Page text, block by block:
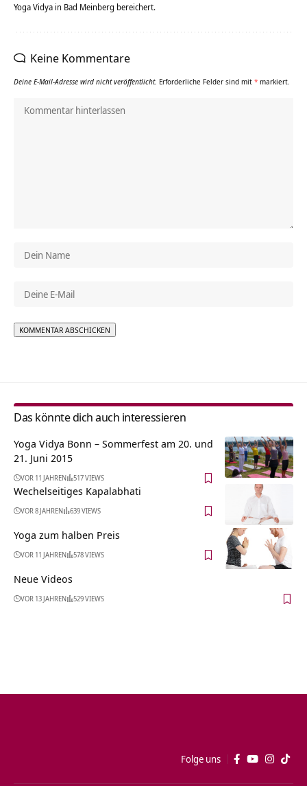
Yoga Vidya in Bad Meinberg bereichert.
Keine Kommentare
Deine E-Mail-Adresse wird nicht veröffentlicht. Erforderliche Felder sind mit * markiert.
Das könnte dich auch interessieren
Yoga Vidya Bonn – Sommerfest am 20. und
21. Juni 2015
VOR 11 JAHREN 517 VIEWS
Wechelseitiges Kapalabhati
VOR 8 JAHREN 639 VIEWS
Yoga zum halben Preis
VOR 11 JAHREN 578 VIEWS
Neue Videos
VOR 13 JAHREN 529 VIEWS
Folge uns